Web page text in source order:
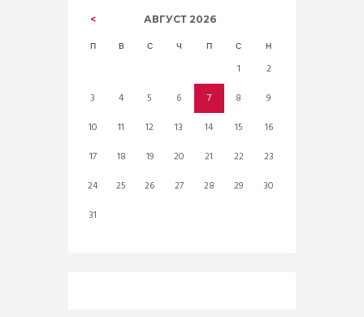
АВГУСТ 2026
П В С Ч П С Н
1
2
3
4 5 6 7 8
9
10
11 12 13 14 15
16
17
18 19 20 21 22
23
24
25 26 27 28 29
30
31